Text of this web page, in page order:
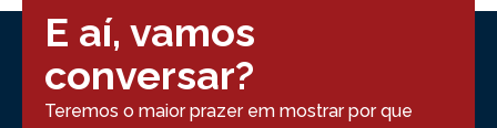
E aí, vamos
conversar?
Teremos o maior prazer em mostrar por que